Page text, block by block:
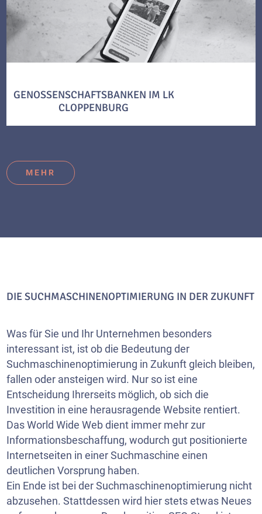
GENOSSENSCHAFTSBANKEN IM LK
CLOPPENBURG
MEHR
DIE SUCHMASCHINENOPTIMIERUNG IN DER ZUKUNFT
Was für Sie und Ihr Unternehmen besonders
interessant ist, ist ob die Bedeutung der
Suchmaschinenoptimierung in Zukunft gleich bleiben,
fallen oder ansteigen wird. Nur so ist eine
Entscheidung Ihrerseits möglich, ob sich die
Investition in eine herausragende Website rentiert.
Das World Wide Web dient immer mehr zur
Informationsbeschaffung, wodurch gut positionierte
Internetseiten in einer Suchmaschine einen
deutlichen Vorsprung haben.
Ein Ende ist bei der Suchmaschinenoptimierung nicht
abzusehen. Stattdessen wird hier stets etwas Neues